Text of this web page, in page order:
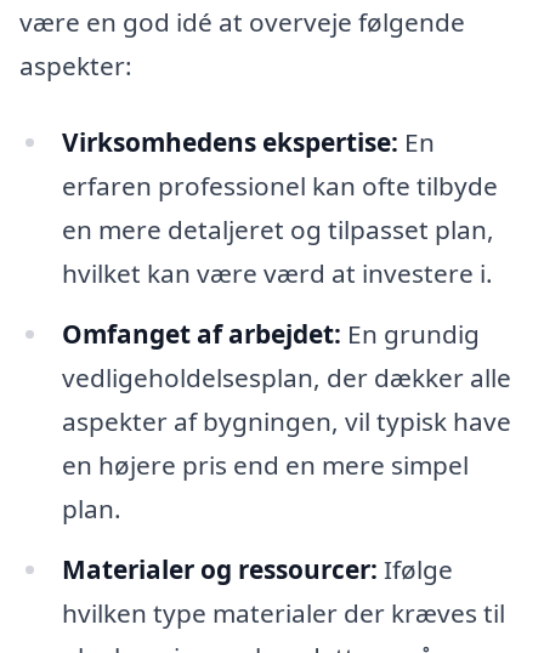
være en god idé at overveje følgende
aspekter:
Virksomhedens ekspertise: En
erfaren professionel kan ofte tilbyde
en mere detaljeret og tilpasset plan,
hvilket kan være værd at investere i.
Omfanget af arbejdet: En grundig
vedligeholdelsesplan, der dækker alle
aspekter af bygningen, vil typisk have
en højere pris end en mere simpel
plan.
Materialer og ressourcer: Ifølge
hvilken type materialer der kræves til